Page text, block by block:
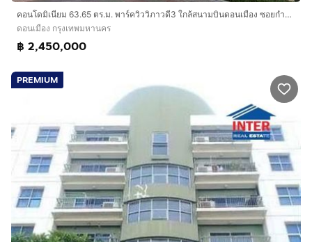
คอนโดมิเนียม 63.65 ตร.ม. พาร์ควิววิภาวดี3 ใกล้สนามบินดอนเมือง ซอยกำแพงเพชร6 ถนนวิภาวดีรังสิต ถนนกำแพงเพชร6 เขตดอนเมือง กรุงเทพมหานคร
ดอนเมือง กรุงเทพมหานคร
฿ 2,450,000
PREMIUM